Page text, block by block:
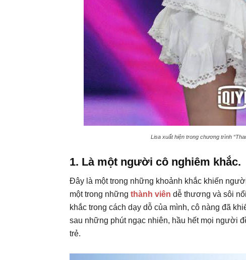
Lisa xuất hiện trong chương trình
1. Là một người cô nghiêm khắc.
Đây là một trong những khoảnh khắc khiến
một trong những thành viên dễ thương và sôi
khắc trong cách dạy dỗ của mình, cô nàng đã
sau những phút ngạc nhiên, hầu hết mọi người
trẻ.